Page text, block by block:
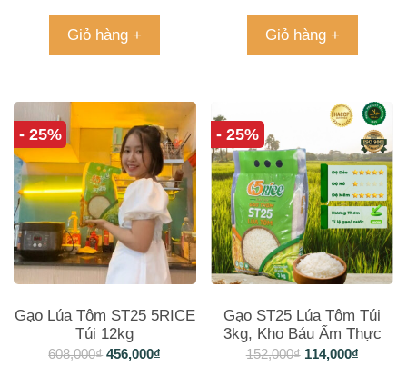
Giỏ hàng + Giỏ hàng +
- 25%
Gạo Lúa Tôm ST25 5RICE
Túi 12kg
608,000₫ 456,000₫
- 25%
Gạo ST25 Lúa Tôm Túi
3kg, Kho Báu Ẩm Thực
Trong Tầm Tay Gia Đình
152,000₫ 114,000₫